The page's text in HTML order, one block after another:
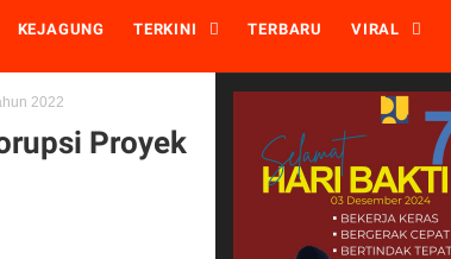
KEJAGUNG TERKINI TERBARU VIRAL
2022
Proyek